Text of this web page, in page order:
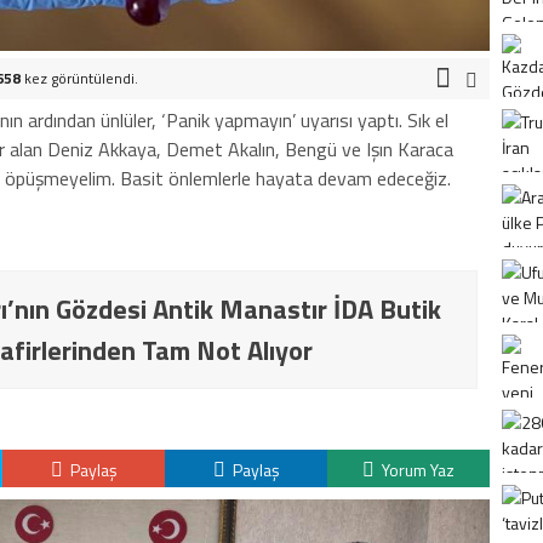
kez görüntülendi.
ardından ünlüler, ‘Panik yapmayın’ uyarısı yaptı. Sık el
alan Deniz Akkaya, Demet Akalın, Bengü ve Işın Karaca
Basit önlemlerle hayata devam edeceğiz.
Gözdesi Antik Manastır İDA Butik
Tam Not Alıyor
Paylaş Paylaş Yorum Yaz